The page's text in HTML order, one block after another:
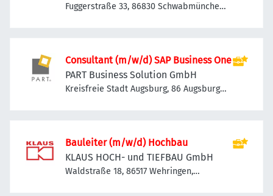
Fuggerstraße 33, 86830 Schwabmünchen,
Consultant (m/w/d) SAP Business One
PART Business Solution GmbH
Kreisfreie Stadt Augsburg, 86 Augsburg,
Bauleiter (m/w/d) Hochbau
KLAUS HOCH- und TIEFBAU GmbH
Waldstraße 18, 86517 Wehringen,